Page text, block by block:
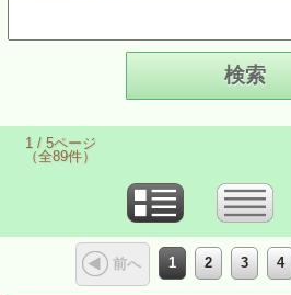
1 / 5ページ
（全89件）
前へ 1 2 3 4